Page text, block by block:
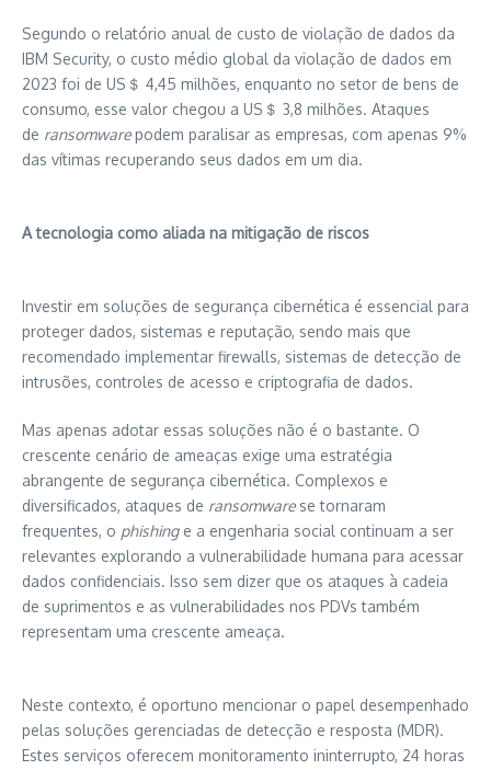
Segundo o relatório anual de custo de violação de dados da
IBM Security, o custo médio global da violação de dados em
2023 foi de US＄ 4,45 milhões, enquanto no setor de bens de
consumo, esse valor chegou a US＄ 3,8 milhões. Ataques
de ransomwarepodem paralisar as empresas, com apenas 9%
das vítimas recuperando seus dados em um dia.
A tecnologia como aliada na mitigação de riscos
Investir em soluções de segurança cibernética é essencial para
proteger dados, sistemas e reputação, sendo mais que
recomendado implementar firewalls, sistemas de detecção de
intrusões, controles de acesso e criptografia de dados.
Mas apenas adotar essas soluções não é o bastante. O
crescente cenário de ameaças exige uma estratégia
abrangente de segurança cibernética. Complexos e
diversificados, ataques de ransomware se tornaram
frequentes, o phishinge a engenharia social continuam a ser
relevantes explorando a vulnerabilidade humana para acessar
dados confidenciais. Isso sem dizer que os ataques à cadeia
de suprimentos e as vulnerabilidades nos PDVs também
representam uma crescente ameaça.
Neste contexto, é oportuno mencionar o papel desempenhado
pelas soluções gerenciadas de detecção e resposta (MDR).
Estes serviços oferecem monitoramento ininterrupto, 24 horas